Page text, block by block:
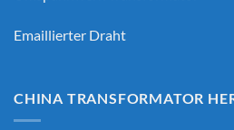
Emaillierter Draht
CHINA TRANSFORMATOR